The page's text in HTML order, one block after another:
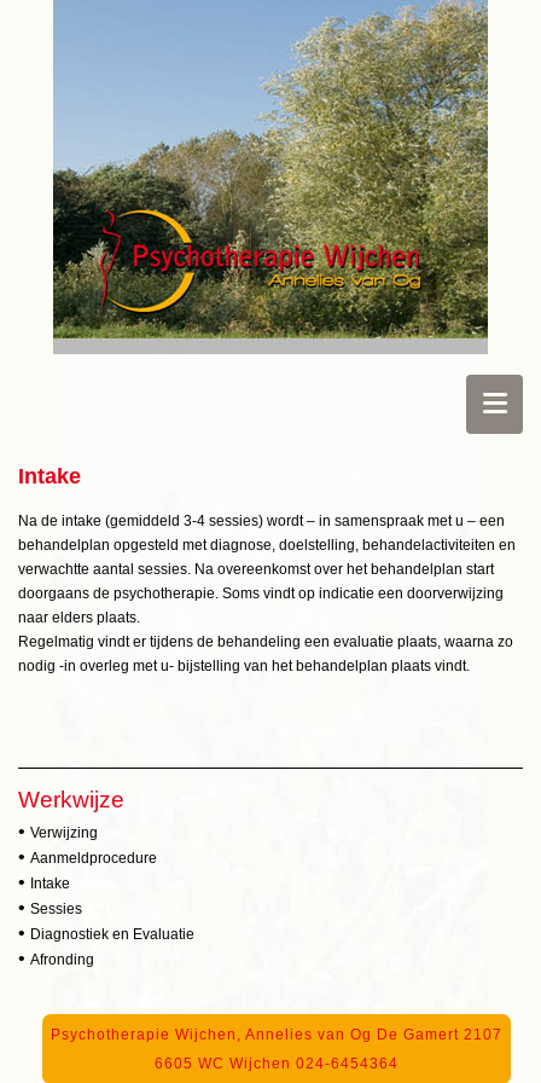
Intake
Na de intake (gemiddeld 3-4 sessies) wordt – in samenspraak met u – een
behandelplan opgesteld met diagnose, doelstelling, behandelactiviteiten en
verwachtte aantal sessies. Na overeenkomst over het behandelplan start
doorgaans de psychotherapie. Soms vindt op indicatie een doorverwijzing
naar elders plaats.
Regelmatig vindt er tijdens de behandeling een evaluatie plaats, waarna zo
nodig -in overleg met u- bijstelling van het behandelplan plaats vindt.
Werkwijze
• Verwijzing
• Aanmeldprocedure
• Intake
• Sessies
• Diagnostiek en Evaluatie
• Afronding
Psychotherapie Wijchen, Annelies van Og De Gamert 2107
6605 WC Wijchen 024-6454364